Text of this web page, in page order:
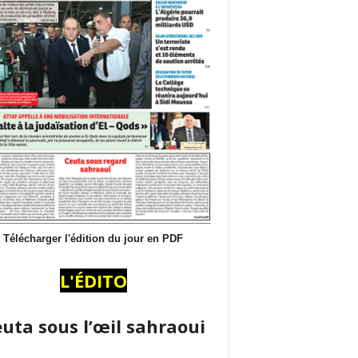
Télécharger l'édition du jour en PDF
L'ÉDITO
sous l’œil sahraoui